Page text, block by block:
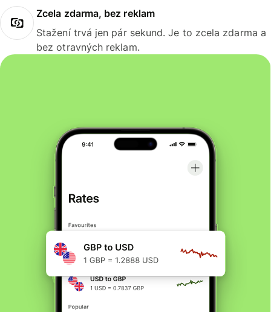
Zcela zdarma, bez reklam
Stažení trvá jen pár sekund. Je to zcela zdarma a
bez otravných reklam.